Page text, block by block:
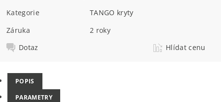
Kategorie
TANGO kryty
Záruka
2 roky
Dotaz
Hlídat cenu
POPIS
PARAMETRY